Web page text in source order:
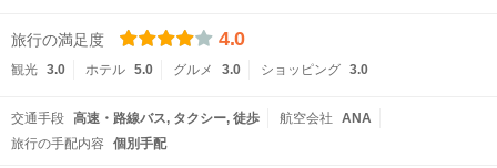
旅行の満足度 4.0
観光 3.0 ホテル 5.0 グルメ 3.0 ショッピング 3.0
交通手段 高速・路線バス タクシー 徒歩 航空会社
ANA
旅行の手配内容
個別手配